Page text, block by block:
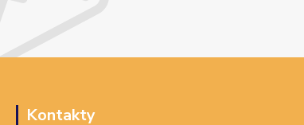
Kontakty